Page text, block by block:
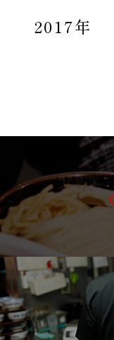
2017年